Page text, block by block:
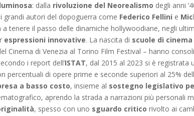
: dalla rivoluzione del Neorealismo degli anni
grandi autori del dopoguerra come Federico Fellini e
tenere il passo delle dinamiche hollywoodiane, negli
espressioni innovative. La nascita di scuole di cinema
Cinema di Venezia al Torino Film Festival – hanno
i report dell’ISTAT, dal 2015 al 2023 si è registrata
percentuali di opere prime e seconde superiori al 25%
a basso costo, insieme al sostegno legislativo
aprendo la strada a narrazioni più personali
, spesso con uno sguardo critico rivolto ai